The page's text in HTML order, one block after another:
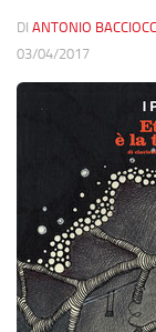
DI ANTONIO
03/04/2017